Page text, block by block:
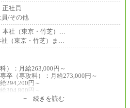
定残業代含まず
も給与に変更なし
正社員
員/その他
本社（東京・竹芝）…
（東京・竹芝）ま…
）：月給263,000円～
卒（専攻科）：月給273,000円～
294,200円～
304,800円～
+ 続きを読む